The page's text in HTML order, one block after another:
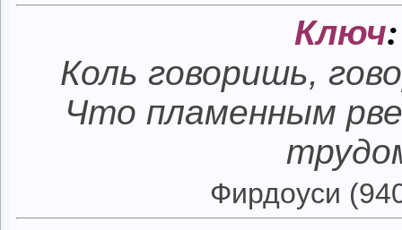
Ключ:
Коль говоришь,
Что пламенным
Фирдоуси